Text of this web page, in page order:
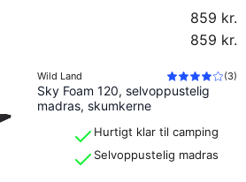
859 kr.
859 kr.
Wild Land (3)
Sky Foam 120, selvoppustelig
madras, skumkerne
Hurtigt klar til camping
Selvoppustelig madras